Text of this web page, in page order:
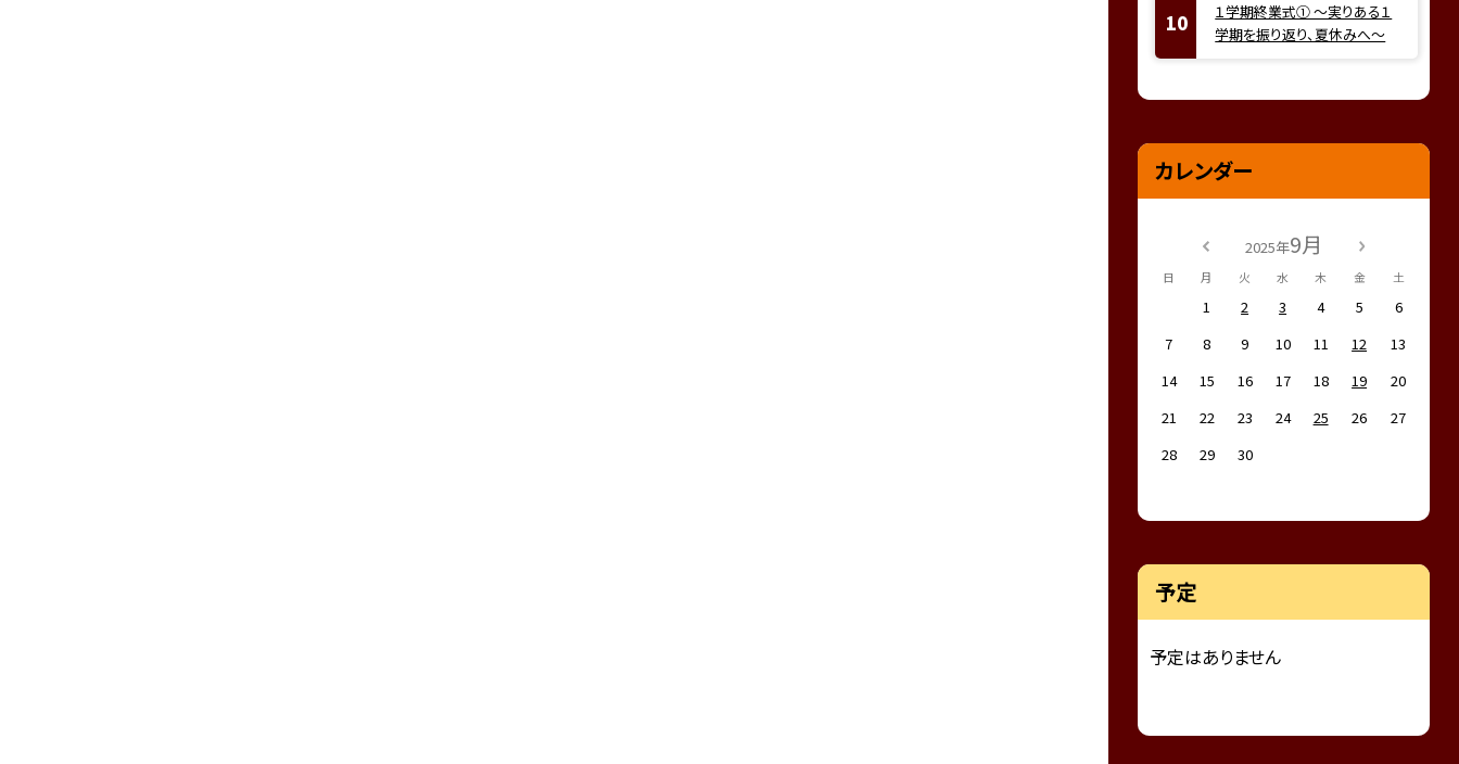
１学期終業式① ～実りある１
学期を振り返り、夏休みへ～
カレンダー
2025年9月
日 月 火 水 木 金 土
1 2 3 4 5
6
7
8 9 10 11 12
13
14
15 16 17 18 19
20
21
22 23 24 25 26
27
28
29 30
予定
予定はありません